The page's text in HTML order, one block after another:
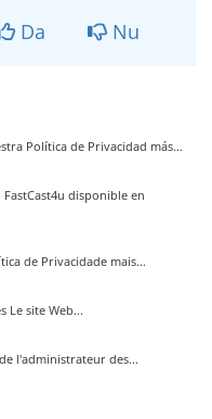
Da Nu
Política de Privacidad más...
disponible en
de Privacidade mais...
Le site Web...
l'administrateur des...